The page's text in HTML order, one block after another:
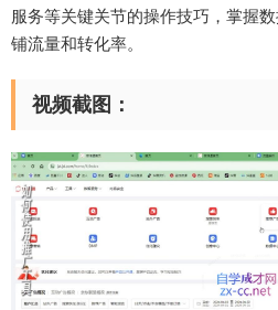
服务等关键关节的操作技巧，掌握
铺流量和转化率。
视频截图：